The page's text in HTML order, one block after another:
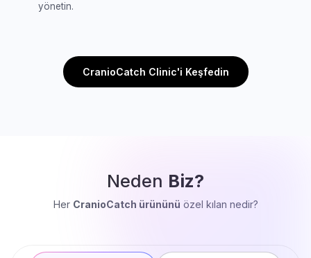
yönetin.
CranioCatch Clinic'i Keşfedin
Neden Biz?
Her CranioCatch ürününü özel kılan nedir?